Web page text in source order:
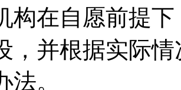
构在自愿前提
，并根据实际
。